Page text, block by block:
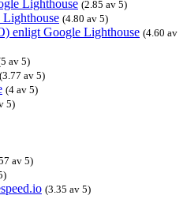
Lighthouse (2.85 av 5)
(4.80 av 5)
enligt Google Lighthouse (4.60 av
av 5)
(3.77 av 5)
(4 av 5)
5)
av 5)
(3.35 av 5)